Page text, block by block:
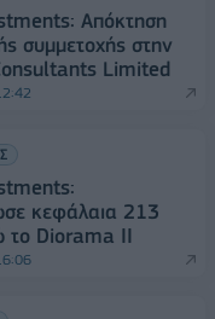
Απόκτηση
συμμετοχής στην
Limited
κεφάλαια 213
το Diorama II